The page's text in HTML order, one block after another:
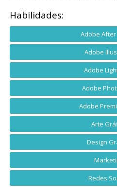
Habilidades:
Adobe After
Adobe
Adobe
Adobe
Adobe
Arte
Design
Redes